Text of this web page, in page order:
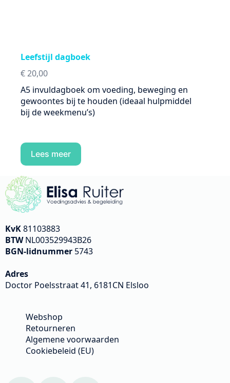
Leefstijl dagboek
€20,00
A5 invuldagboek om voeding, beweging en
gewoontes bij te houden (ideaal hulpmiddel
bij de weekmenu’s)
Lees meer
KvK81103883
BTWNL003529943B26
BGN-lidnummer 5743
Adres
Doctor Poelsstraat 41, 6181CN Elsloo
Webshop
Retourneren
Algemene voorwaarden
Cookiebeleid (EU)